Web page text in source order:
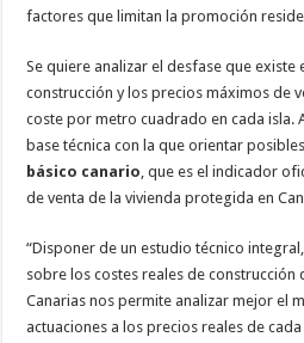
factores que limitan la promoción
Se quiere analizar el desfase que existe
construcción y los precios máximos de
coste por metro cuadrado en cada isla.
base técnica con la que orientar
básico canario, que es el indicador
de venta de la vivienda protegida en
“Disponer de un estudio técnico
sobre los costes reales de construcción
Canarias nos permite analizar mejor el
actuaciones a los precios reales de
Al compartir tus
comportamiento
mientras visitas
nuestro sitio,
aumentas la
posibilidad de
ver contenido y
ofertas